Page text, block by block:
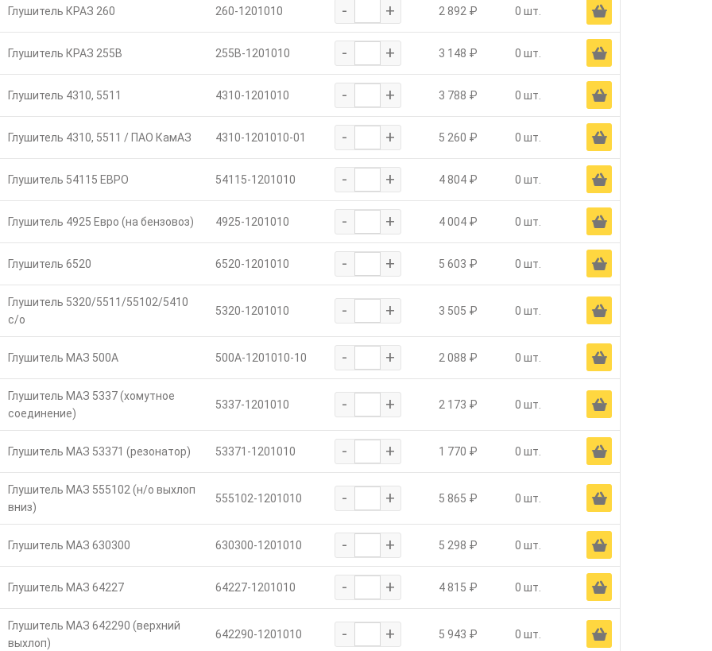
Глушитель КРАЗ 260 260-1201010 - + 2 892 ₽ 0 шт. Ä
Глушитель КРАЗ 255В 255В-1201010 - + 3 148 ₽ 0 шт. Ä
Глушитель 4310, 5511 4310-1201010 - + 3 788 ₽ 0 шт. Ä
Глушитель 4310, 5511 / ПАО КамАЗ 4310-1201010-01 - + 5 260 ₽ 0 шт. Ä
Глушитель 54115 ЕВРО 54115-1201010 - + 4 804 ₽ 0 шт. Ä
Глушитель 4925 Евро (на бензовоз) 4925-1201010 - + 4 004 ₽ 0 шт. Ä
Глушитель 6520 6520-1201010 - + 5 603 ₽ 0 шт. Ä
Глушитель 5320/5511/55102/5410
с/о
5320-1201010 - + 3 505 ₽ 0 шт. Ä
Глушитель МАЗ 500А 500А-1201010-10 - + 2 088 ₽ 0 шт. Ä
Глушитель МАЗ 5337 (хомутное
соединение)
5337-1201010 - + 2 173 ₽ 0 шт. Ä
Глушитель МАЗ 53371 (резонатор) 53371-1201010 - + 1 770 ₽ 0 шт. Ä
Глушитель МАЗ 555102 (н/о выхлоп
вниз)
555102-1201010 - + 5 865 ₽ 0 шт. Ä
Глушитель МАЗ 630300 630300-1201010 - + 5 298 ₽ 0 шт. Ä
Глушитель МАЗ 64227 64227-1201010 - + 4 815 ₽ 0 шт. Ä
Глушитель МАЗ 642290 (верхний
выхлоп)
642290-1201010 - + 5 943 ₽ 0 шт. Ä